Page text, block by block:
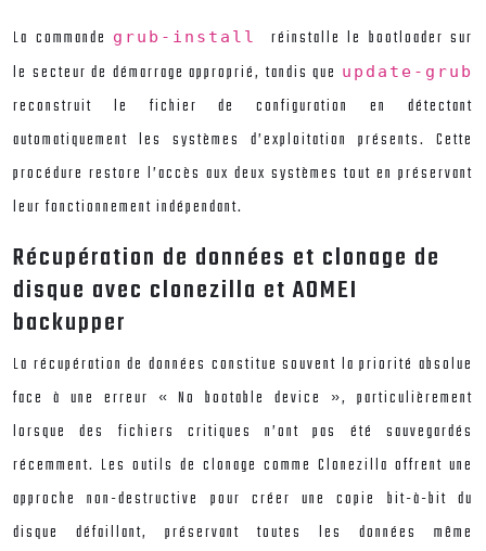
La commande grub-install réinstalle le bootloader sur
le secteur de démarrage approprié, tandis que update-grub
reconstruit le fichier de configuration en détectant
automatiquement les systèmes d’exploitation présents. Cette
procédure restore l’accès aux deux systèmes tout en préservant
leur fonctionnement indépendant.
Récupération de données et clonage de
disque avec clonezilla et AOMEI
backupper
La récupération de données constitue souvent la priorité absolue
face à une erreur « No bootable device », particulièrement
lorsque des fichiers critiques n’ont pas été sauvegardés
récemment. Les outils de clonage comme Clonezilla offrent une
approche non-destructive pour créer une copie bit-à-bit du
disque défaillant, préservant toutes les données même